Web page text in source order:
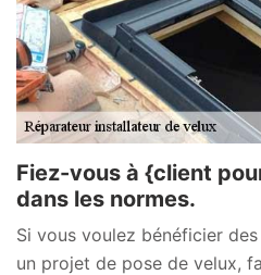
Fiez-vous à {client
dans les normes.
Si vous voulez bénéficier
un projet de pose de velux,